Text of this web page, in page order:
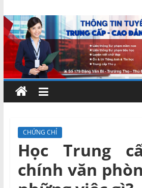
to
content
Chứng
chỉ
ngắn
hạn
–
MIENNAM
CHỨNG CHỈ
Học Trung
chính văn